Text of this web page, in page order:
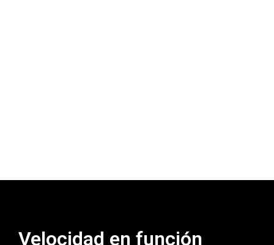
Velocidad en función